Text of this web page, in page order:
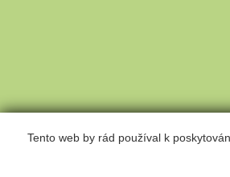
Tento web by rád používal k